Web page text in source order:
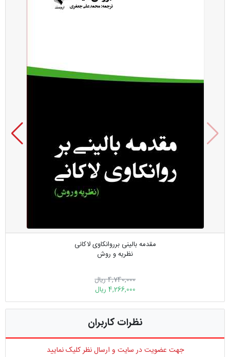
مقدمه بالینی برروانکاوی لاکانی
نظریه و روش
4,740,000 ریال
4,266,000 ریال
نظرات کاربران
جهت عضویت در سایت و ارسال نظر کلیک نمایید